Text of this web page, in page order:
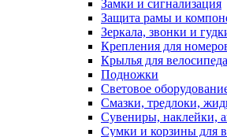
Замки и сигнализация
Защита рамы и
Зеркала, звонки и
Крепления для
Крылья для велосипеда
Подножки
Световое
Смазки, тредлоки,
Сувениры, наклейки,
Сумки и корзины для